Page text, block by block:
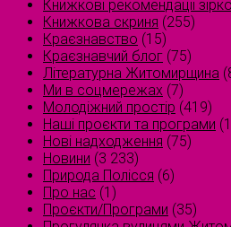
Книжкові рекомендації
Книжкова скриня (255)
Краєзнавство (15)
Краєзнавчий блог (75)
Літературна Житомирщина
Ми в соцмережах (7)
Молодіжний простір (419)
Наші проєкти та програми
Нові надходження (75)
Новини (3 233)
Природа Полісся (6)
Про нас (1)
Проєкти/Програми (35)